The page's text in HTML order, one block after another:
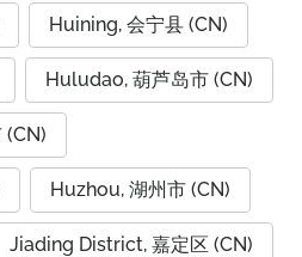
Huining, 会宁县 (CN)
Huludao, 葫芦岛市 (CN)
(CN)
Huzhou, 湖州市 (CN)
Jiading District, 嘉定区 (CN)